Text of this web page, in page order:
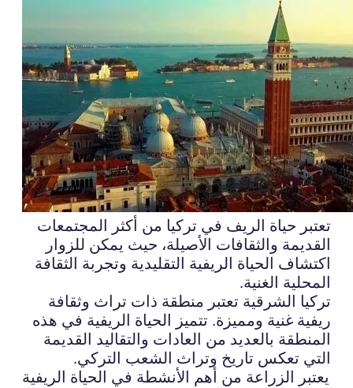
تعتبر حياة الريف في تركيا من أكثر المجتمعات
القديمة والثقافات الأصيلة، حيث يمكن للزوار
اكتشاف الحياة الريفية التقليدية وتجربة الثقافة
المحلية الغنية.
تركيا الشرقية تعتبر منطقة ذات تراث وثقافة
ريفية غنية ومميزة. تتميز الحياة الريفية في هذه
المنطقة بالعديد من العادات والتقاليد القديمة
التي تعكس تاريخ وتراث الشعب التركي.
يعتبر الزراعة من أهم الأنشطة في الحياة الريفية